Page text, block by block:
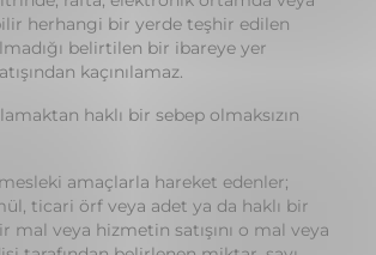
haklı bir sebep olmaksızın
amaçlarla hareket edenler;
ticari örf veya adet ya da haklı bir
mal veya hizmetin satışını o mal veya
tarafından belirlenen miktar, sayı,
ya da başka bir mal veya hizmetin
bağlayamaz.
belediyeler, bu madde hükümlerinin